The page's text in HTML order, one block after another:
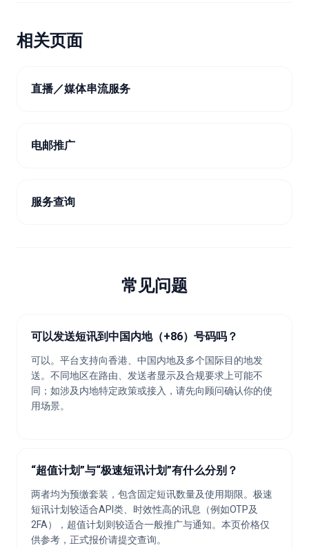
相关页面
直播／媒体串流服务
电邮推广
服务查询
常见问题
可以发送短讯到中国内地（+86）号码吗？
可以。平台支持向香港、中国内地及多个国际目的地发
送。不同地区在路由、发送者显示及合规要求上可能不
同；如涉及内地特定政策或接入，请先向顾问确认你的使
用场景。
“超值计划”与“极速短讯计划”有什么分别？
两者均为预缴套装，包含固定短讯数量及使用期限。极速
短讯计划较适合API类、时效性高的讯息（例如OTP及
2FA），超值计划则较适合一般推广与通知。本页价格仅
供参考，正式报价请提交查询。